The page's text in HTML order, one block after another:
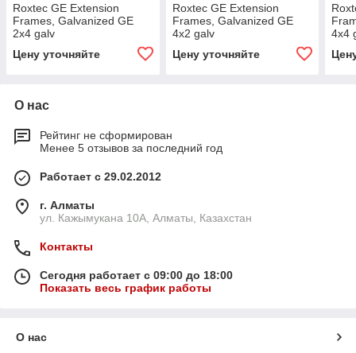
Roxtec GE Extension
Frames, Galvanized GE
2x4 galv
Цену уточняйте
Roxtec GE Extension
Frames, Galvanized GE
4x2 galv
Цену уточняйте
4x4
О нас
Рейтинг не сформирован
Менее 5 отзывов за последний год
Работает с 29.02.2012
г. Алматы
ул. Кажымукана 10А, Алматы, Казахстан
Контакты
Сегодня работает с 09:00 до 18:00
Показать весь график работы
О нас